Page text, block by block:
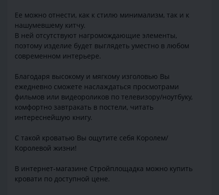
Ее можно отнести, как к стилю минимализм, так и к
нашумевшему китчу.
В ней отсутствуют нагромождающие элементы,
поэтому изделие будет выглядеть уместно в любом
современном интерьере.
Благодаря высокому и мягкому изголовью Вы
ежедневно сможете наслаждаться просмотрами
фильмов или видеороликов по телевизору/ноутбуку,
комфортно завтракать в постели, читать
интереснейшую книгу.
С такой кроватью Вы ощутите себя Королем/
Королевой жизни!
В интернет-магазине Стройплощадка можно купить
кровати по доступной цене.